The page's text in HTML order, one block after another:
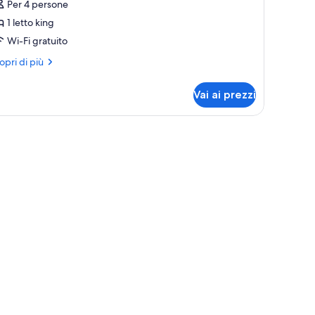
Per 4 persone
1 letto king
Wi-Fi gratuito
di più
Vai ai prezzi
piatto, forno a microonde, scrivania con lampada e una sedia.